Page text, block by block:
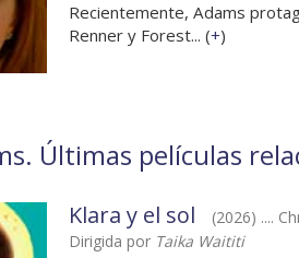
Recientemente, Adams
Renner y Forest... (+)
Últimas películas
Klara y el sol
(2026) ....
Dirigida por Taika Waititi